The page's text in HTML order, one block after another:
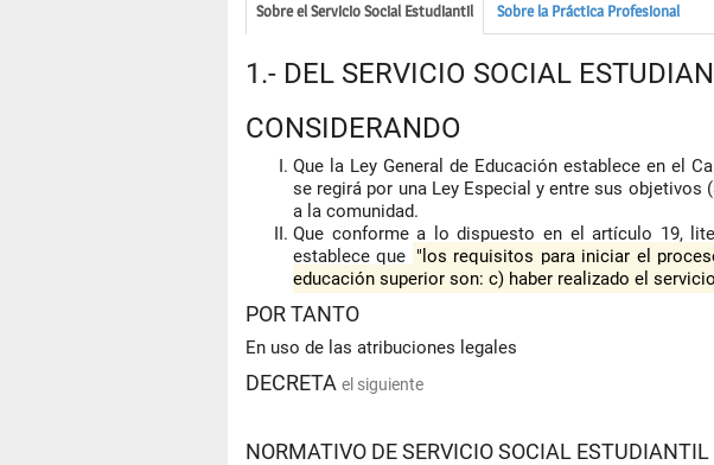
Sobre el Servicio Social Estudiantil Sobre la Práctica Profesional
1.- DEL SERVICIO SOCIAL
CONSIDERANDO
Que la Ley General de Educación establece en el
se regirá por una Ley Especial y entre sus
a la comunidad.
Que conforme a lo dispuesto en el artículo 19,
establece que "los requisitos para iniciar el
educación superior son: c) haber realizado el
POR TANTO
En uso de las atribuciones legales
DECRETA el siguiente
NORMATIVO DE SERVICIO SOCIAL ESTUDIANTIL